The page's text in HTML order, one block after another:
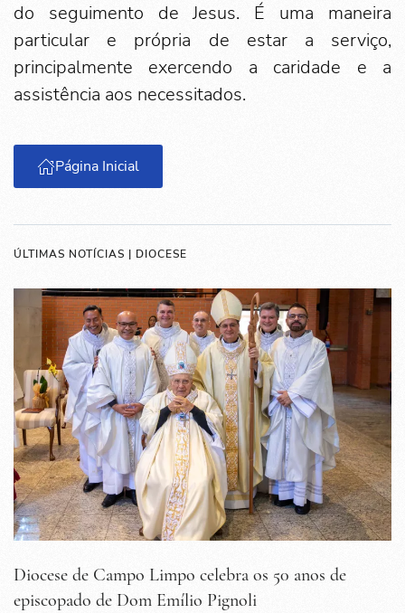
do seguimento de Jesus. É uma maneira
particular e própria de estar a serviço,
principalmente exercendo a caridade e a
assistência aos necessitados.
Página Inicial
ÚLTIMAS NOTÍCIAS | DIOCESE
Diocese de Campo Limpo celebra os 50 anos de
episcopado de Dom Emílio Pignoli